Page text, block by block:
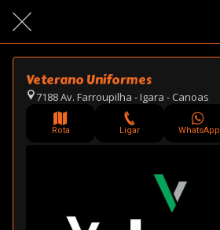
Veterano Uniformes
7188 Av. Farroupilha - Igara - Canoas
Rota Ligar WhatsApp